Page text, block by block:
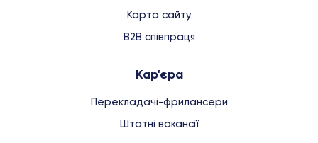
Карта сайту
B2B співпраця
Кар'єра
Перекладачі-фрилансери
Штатні вакансії